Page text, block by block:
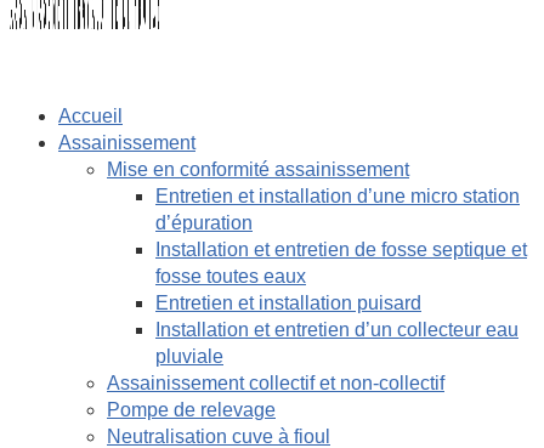
Accueil
Assainissement
Mise en conformité assainissement
Entretien et installation d’une micro station
d’épuration
Installation et entretien de fosse septique et
fosse toutes eaux
Entretien et installation puisard
Installation et entretien d’un collecteur eau
pluviale
Assainissement collectif et non-collectif
Pompe de relevage
Neutralisation cuve à fioul